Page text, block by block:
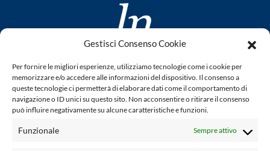
Gestisci Consenso Cookie
Per fornire le migliori esperienze, utilizziamo tecnologie come i cookie per
memorizzare e/o accedere alle informazioni del dispositivo. Il consenso a
queste tecnologie ci permetterà di elaborare dati come il comportamento di
navigazione o ID unici su questo sito. Non acconsentire o ritirare il consenso
può influire negativamente su alcune caratteristiche e funzioni.
Funzionale Sempre attivo
www.laletteraturaenoi.it
fondato da Romano Luperini
Questo blog non rappresenta una testata giornalistica in
quanto viene aggiornato senza alcuna periodicità. Non può
legge n° 62 del 7.03.2001. L'autore non è responsabile per